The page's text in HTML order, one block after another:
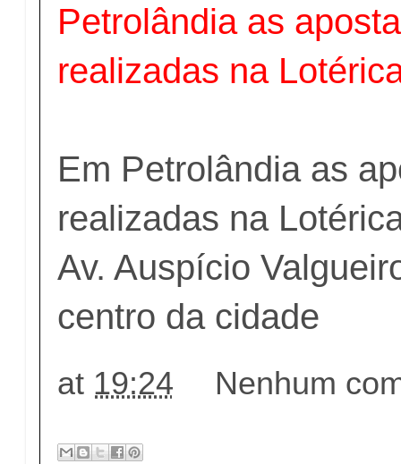
Petrolândia as
realizadas na
Em Petrolândia as
realizadas na
Av. Auspício
centro da cidade
at 19:24 Nenhum